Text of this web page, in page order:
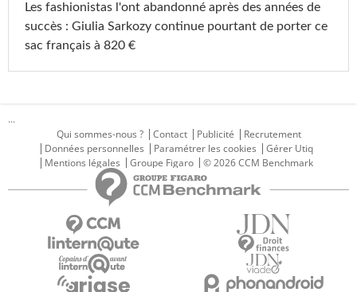
Les fashionistas l'ont abandonné après des années de
succès : Giulia Sarkozy continue pourtant de porter ce
sac français à 820 €
...
Qui sommes-nous ?
Contact Publicité
Recrutement
Données personnelles
Paramétrer les cookies
Gérer Utiq
Mentions légales
Groupe Figaro © 2026 CCM Benchmark